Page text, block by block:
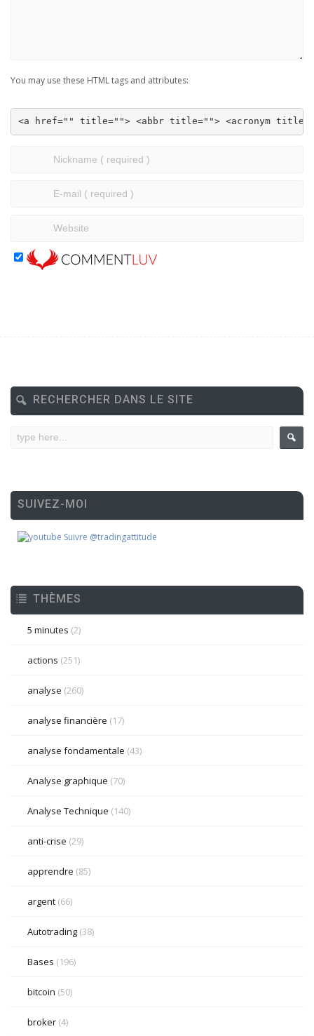
You may use these HTML tags and attributes:
<a href="" title=""> <abbr title=""> <acronym
RECHERCHER DANS LE SITE
SUIVEZ-MOI
Suivre @tradingattitude
THÈMES
5 minutes (2)
actions (251)
analyse (260)
analyse financière (17)
analyse fondamentale (43)
Analyse graphique (70)
Analyse Technique (140)
anti-crise (29)
apprendre (85)
argent (66)
Autotrading (38)
Bases (196)
bitcoin (50)
broker (4)